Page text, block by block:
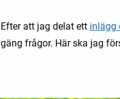
Efter att jag delat ett inlägg
gäng frågor. Här ska jag